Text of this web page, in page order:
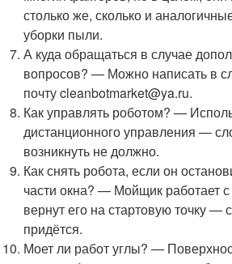
столько же, сколько и
уборки пыли.
А куда обращаться в случае
вопросов? — Можно написать в
почту cleanbotmarket@ya.ru.
Как управлять роботом? —
дистанционного управления —
возникнуть не должно.
Как снять робота, если он
части окна? — Мойщик работает
вернут его на стартовую точку —
придётся.
Моет ли работ углы? —